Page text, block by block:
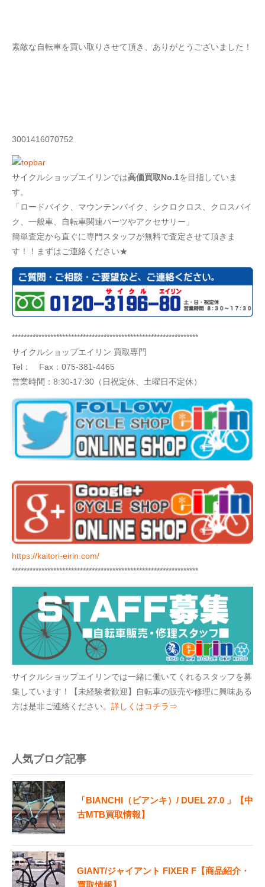
素敵な自転車を買い取りさせて頂き、ありがとうございました！
3001416070752
サイクルショップエイリンでは高価買取No.1を目指していま
す。
「ロードバイク、マウンテンバイク、シクロクロス、クロスバイ
ク、一般車、自転車関連パーツやアクセサリー」
簡単査定から直ぐに専門スタッフが無料で査定させて頂きま
す！！まずはご連絡ください★
***************************************************************
サイクルショップエイリン 買取専門
Tel： Fax：075-381-4465
営業時間：8:30-17:30（日祝定休、土曜日不定休）
https://kaitori-eirin.com/
***************************************************************
サイクルショップエイリンでは一緒に働いてくれるスタッフを募
集しています！【未経験者歓迎】自転車の販売や修理に興味ある
方は是非ご連絡ください。 詳しくはコチラ⇒
人気ブログ記事
「BIANCHI（ビアンキ）/ DUEL 27.0 」【中
古MTB買取情報】
GIANT/ジャイアント FIXER F【商品紹介・
買取情報】